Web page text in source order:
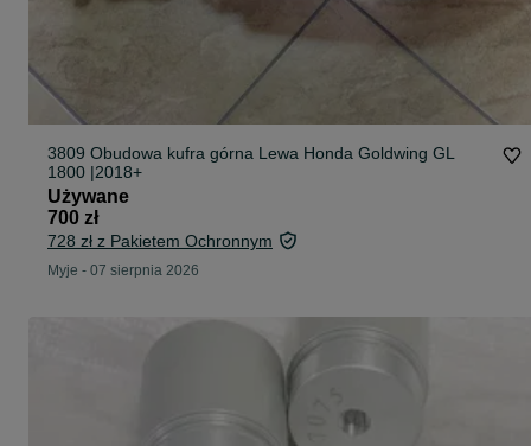
3809 Obudowa kufra górna Lewa Honda Goldwing GL
1800 |2018+
Używane
700 zł
728 zł z Pakietem Ochronnym
Myje - 07 sierpnia 2026